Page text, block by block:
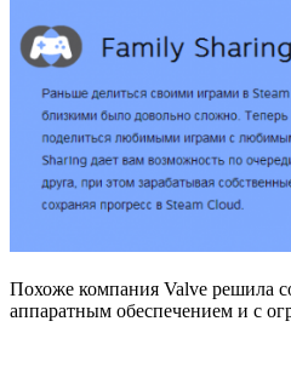
Похоже компания Valve решила
аппаратным обеспечением и с